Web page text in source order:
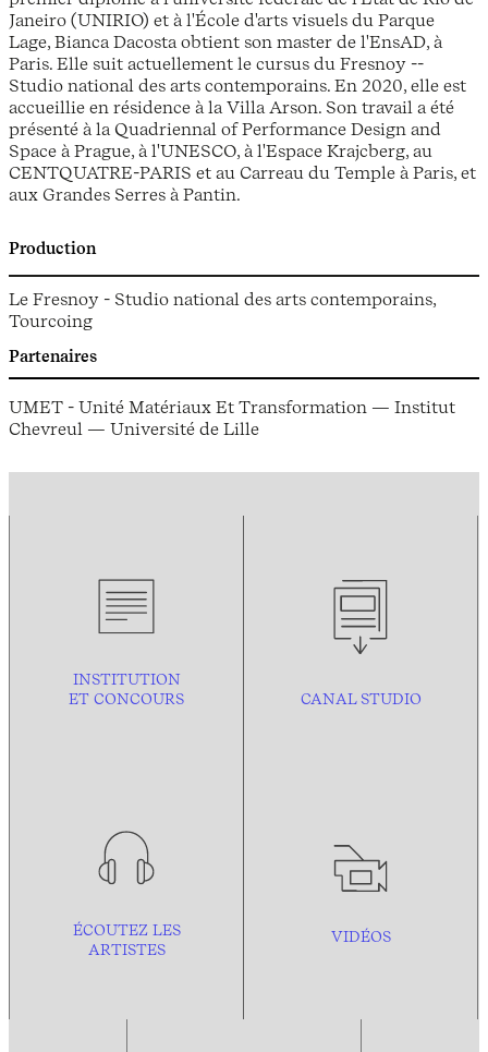
Janeiro (UNIRIO) et à l'École d'arts visuels du Parque
Lage, Bianca Dacosta obtient son master de l'EnsAD, à
Paris. Elle suit actuellement le cursus du Fresnoy --
Studio national des arts contemporains. En 2020, elle est
accueillie en résidence à la Villa Arson. Son travail a été
présenté à la Quadriennal of Performance Design and
Space à Prague, à l'UNESCO, à l'Espace Krajcberg, au
CENTQUATRE-PARIS et au Carreau du Temple à Paris, et
aux Grandes Serres à Pantin.
Production
Le Fresnoy - Studio national des arts contemporains,
Tourcoing
Partenaires
UMET - Unité Matériaux Et Transformation — Institut
Chevreul — Université de Lille
INSTITUTION
ET CONCOURS
CANAL STUDIO
ÉCOUTEZ LES
ARTISTES
VIDÉOS